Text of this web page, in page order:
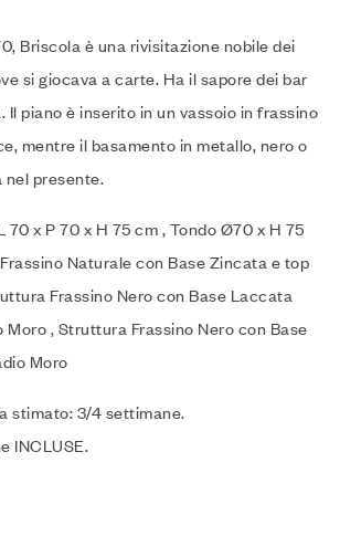
Briscola è una rivisitazione nobile dei
si giocava a carte. Ha il sapore dei bar
Il piano è inserito in un vassoio in frassino
mentre il basamento in metallo, nero o
presente.
70 x P 70 x H 75 cm , Tondo Ø70 x H 75
Naturale con Base Zincata e top
Frassino Nero con Base Laccata
Moro , Struttura Frassino Nero con Base
Moro
stimato: 3/4 settimane.
INCLUSE.